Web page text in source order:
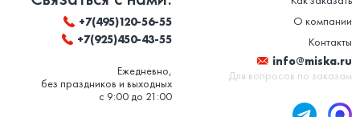
+7(495)120-56-55
+7(925)450-43-55
Ежедневно,
без праздников и выходных
с 9:00 до 21:00
О компании
Контакты
info@miska.ru
Для вопросов по заказам